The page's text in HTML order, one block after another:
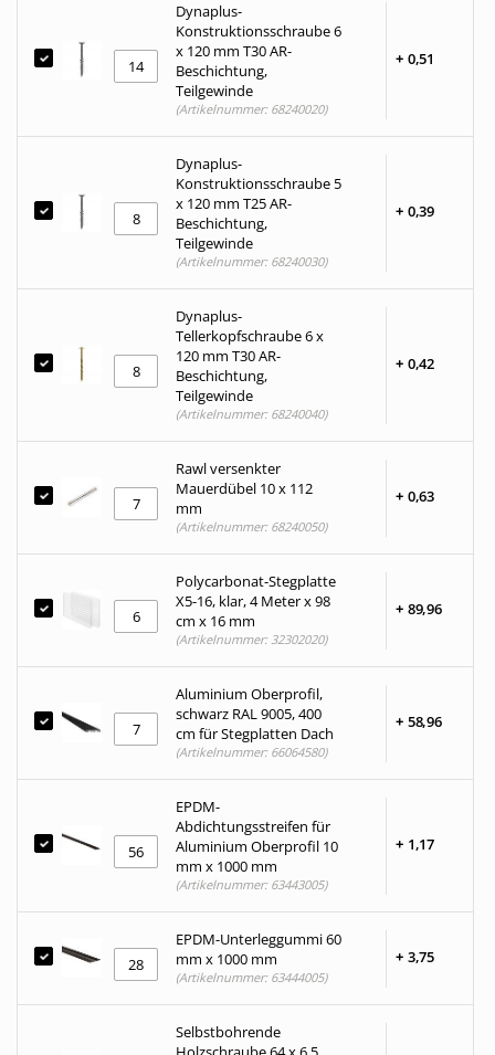
Dynaplus-
Konstruktionsschraube 6
x 120 mm T30 AR-
Beschichtung,
Teilgewinde
+ 0,51
(Artikelnummer: 68240020)
Dynaplus-
Konstruktionsschraube 5
x 120 mm T25 AR-
Beschichtung,
Teilgewinde
+ 0,39
(Artikelnummer: 68240030)
Dynaplus-
Tellerkopfschraube 6 x
120 mm T30 AR-
Beschichtung,
Teilgewinde
+ 0,42
(Artikelnummer: 68240040)
Rawl versenkter
Mauerdübel 10 x 112
mm
+ 0,63
(Artikelnummer: 68240050)
Polycarbonat-Stegplatte
X5-16, klar, 4 Meter x 98
cm x 16 mm
+ 89,96
(Artikelnummer: 32302020)
Aluminium Oberprofil,
schwarz RAL 9005, 400
cm für Stegplatten Dach
+ 58,96
(Artikelnummer: 66064580)
EPDM-
Abdichtungsstreifen für
Aluminium Oberprofil 10
mm x 1000 mm
+ 1,17
(Artikelnummer: 63443005)
EPDM-Unterleggummi 60
mm x 1000 mm
+ 3,75
(Artikelnummer: 63444005)
Selbstbohrende